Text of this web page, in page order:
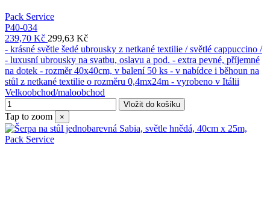
Pack Service
P40-034
239,70 Kč 299,63 Kč
- krásné světle šedé ubrousky z netkané textilie / světlé cappuccino /
- luxusní ubrousky na svatbu, oslavu a pod. - extra pevné, příjemné
na dotek - rozměr 40x40cm, v balení 50 ks - v nabídce i běhoun na
stůl z netkané textilie o rozměru 0,4mx24m - vyrobeno v Itálii
Velkoobchod/maloobchod
Vložit do košíku
Tap to zoom ×